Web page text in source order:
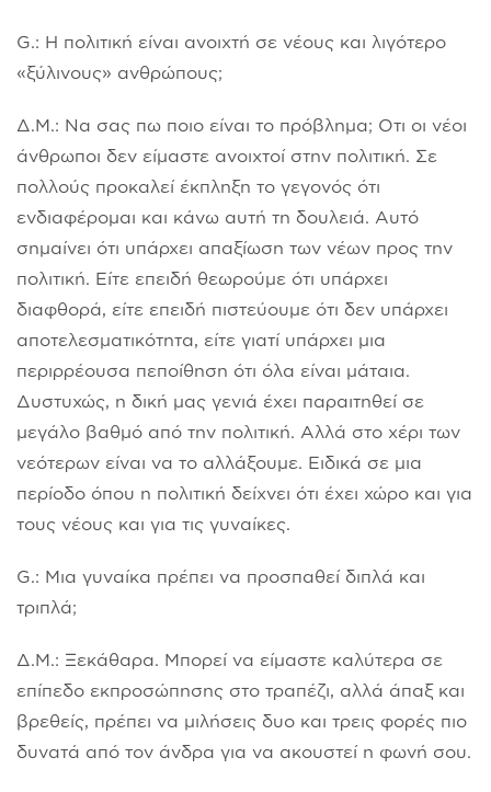
G.: Η πολιτική είναι ανοιχτή σε νέους και λιγότερο
«ξύλινους» ανθρώπους;
Δ.Μ.: Να σας πω ποιο είναι το πρόβλημα; Οτι οι νέοι
άνθρωποι δεν είμαστε ανοιχτοί στην πολιτική. Σε
πολλούς προκαλεί έκπληξη το γεγονός ότι
ενδιαφέρομαι και κάνω αυτή τη δουλειά. Αυτό
σημαίνει ότι υπάρχει απαξίωση των νέων προς την
πολιτική. Είτε επειδή θεωρούμε ότι υπάρχει
διαφθορά, είτε επειδή πιστεύουμε ότι δεν υπάρχει
αποτελεσματικότητα, είτε γιατί υπάρχει μια
περιρρέουσα πεποίθηση ότι όλα είναι μάταια.
Δυστυχώς, η δική μας γενιά έχει παραιτηθεί σε
μεγάλο βαθμό από την πολιτική. Αλλά στο χέρι των
νεότερων είναι να το αλλάξουμε. Ειδικά σε μια
περίοδο όπου η πολιτική δείχνει ότι έχει χώρο και για
τους νέους και για τις γυναίκες.
G.: Μια γυναίκα πρέπει να προσπαθεί διπλά και
τριπλά;
Δ.Μ.: Ξεκάθαρα. Μπορεί να είμαστε καλύτερα σε
επίπεδο εκπροσώπησης στο τραπέζι, αλλά άπαξ και
βρεθείς, πρέπει να μιλήσεις δυο και τρεις φορές πιο
δυνατά από τον άνδρα για να ακουστεί η φωνή σου.